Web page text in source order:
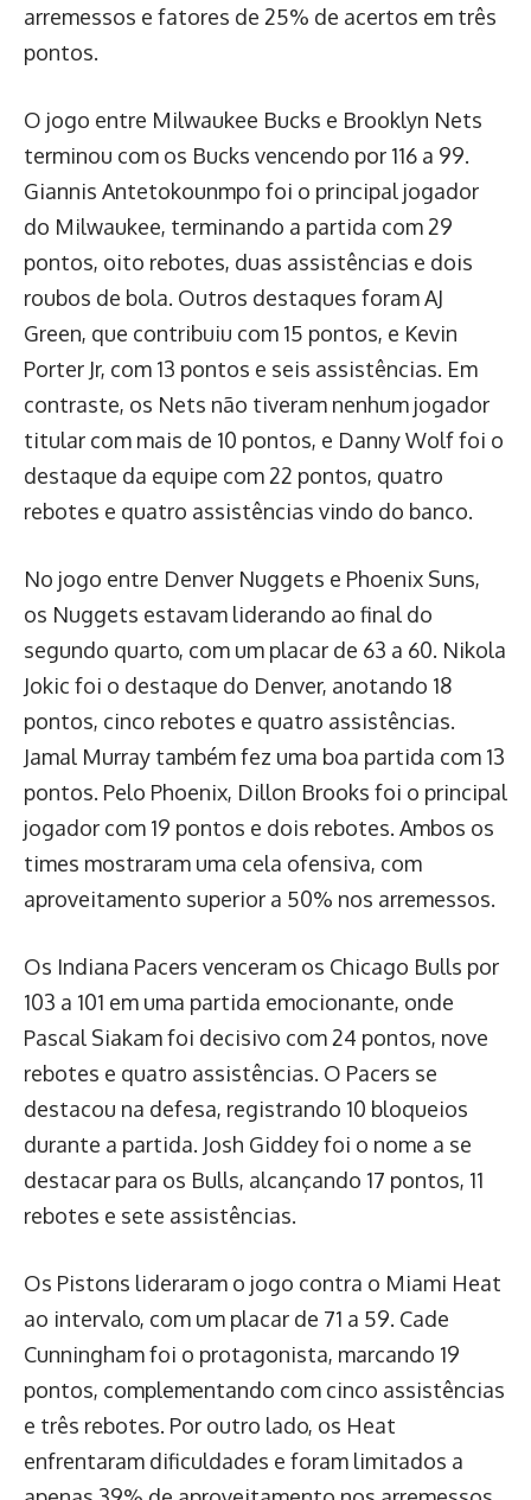
arremessos e fatores de 25% de acertos em três
pontos.
O jogo entre Milwaukee Bucks e Brooklyn Nets
terminou com os Bucks vencendo por 116 a 99.
Giannis Antetokounmpo foi o principal jogador
do Milwaukee, terminando a partida com 29
pontos, oito rebotes, duas assistências e dois
roubos de bola. Outros destaques foram AJ
Green, que contribuiu com 15 pontos, e Kevin
Porter Jr, com 13 pontos e seis assistências. Em
contraste, os Nets não tiveram nenhum jogador
titular com mais de 10 pontos, e Danny Wolf foi o
destaque da equipe com 22 pontos, quatro
rebotes e quatro assistências vindo do banco.
No jogo entre Denver Nuggets e Phoenix Suns,
os Nuggets estavam liderando ao final do
segundo quarto, com um placar de 63 a 60. Nikola
Jokic foi o destaque do Denver, anotando 18
pontos, cinco rebotes e quatro assistências.
Jamal Murray também fez uma boa partida com 13
pontos. Pelo Phoenix, Dillon Brooks foi o principal
jogador com 19 pontos e dois rebotes. Ambos os
times mostraram uma cela ofensiva, com
aproveitamento superior a 50% nos arremessos.
Os Indiana Pacers venceram os Chicago Bulls por
103 a 101 em uma partida emocionante, onde
Pascal Siakam foi decisivo com 24 pontos, nove
rebotes e quatro assistências. O Pacers se
destacou na defesa, registrando 10 bloqueios
durante a partida. Josh Giddey foi o nome a se
destacar para os Bulls, alcançando 17 pontos, 11
rebotes e sete assistências.
Os Pistons lideraram o jogo contra o Miami Heat
ao intervalo, com um placar de 71 a 59. Cade
Cunningham foi o protagonista, marcando 19
pontos, complementando com cinco assistências
e três rebotes. Por outro lado, os Heat
enfrentaram dificuldades e foram limitados a